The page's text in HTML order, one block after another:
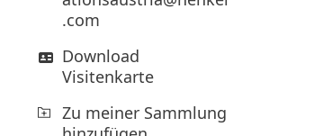
.com
Download
Visitenkarte
Zu meiner Sammlung